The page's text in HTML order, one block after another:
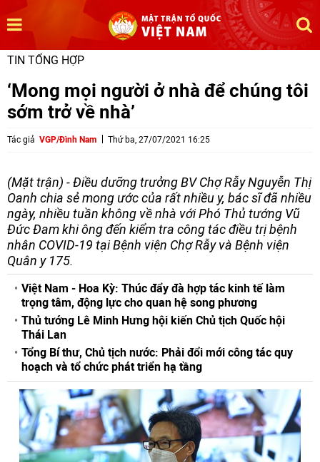
TIN TỔNG HỢP
‘Mong mọi người ở nhà để chúng tôi
sớm trở về nhà’
Tác giả VGP/Đình Nam Thứ ba, 27/07/2021 16:25
(Mặt trận) - Điều dưỡng trưởng BV Chợ Rẫy Nguyễn Thị
Oanh chia sẻ mong ước của rất nhiều y, bác sĩ đã nhiều
ngày, nhiều tuần không về nhà với Phó Thủ tướng Vũ
Đức Đam khi ông đến kiểm tra công tác điều trị bệnh
nhân COVID-19 tại Bệnh viện Chợ Rẫy và Bệnh viện
Quân y 175.
Việt Nam - Hoa Kỳ: Thúc đẩy đà hợp tác kinh tế làm
trọng tâm, động lực cho quan hệ song phương
Thủ tướng Lê Minh Hưng hội kiến Chủ tịch Quốc hội
Thái Lan
Tổng Bí thư, Chủ tịch nước: Phải đổi mới công tác quy
hoạch và tổ chức phát triển hạ tầng